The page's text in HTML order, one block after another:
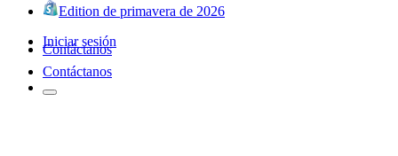
Edition de primavera de 2026
Iniciar sesión
Contáctanos
Contáctanos